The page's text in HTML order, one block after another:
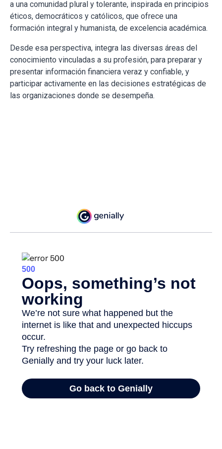
a una comunidad plural y tolerante, inspirada en principios
éticos, democráticos y católicos, que ofrece una
formación integral y humanista, de excelencia académica.
Desde esa perspectiva, integra las diversas áreas del
conocimiento vinculadas a su profesión, para preparar y
presentar información financiera veraz y confiable, y
participar activamente en las decisiones estratégicas de
las organizaciones donde se desempeña.